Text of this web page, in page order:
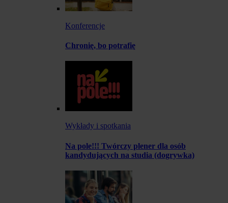
Konferencje
Chronię, bo potrafię
Wykłady i spotkania
Na pole!!! Twórczy plener dla osób
kandydujących na studia (dogrywka)